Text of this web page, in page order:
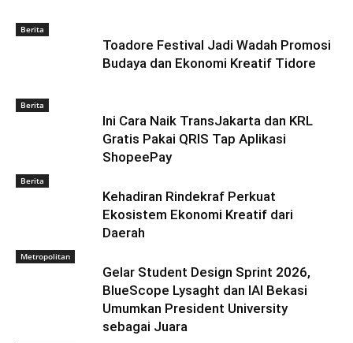
Berita
Toadore Festival Jadi Wadah Promosi
Budaya dan Ekonomi Kreatif Tidore
Berita
Ini Cara Naik TransJakarta dan KRL
Gratis Pakai QRIS Tap Aplikasi
ShopeePay
Berita
Kehadiran Rindekraf Perkuat
Ekosistem Ekonomi Kreatif dari
Daerah
Metropolitan
Gelar Student Design Sprint 2026,
BlueScope Lysaght dan IAI Bekasi
Umumkan President University
sebagai Juara